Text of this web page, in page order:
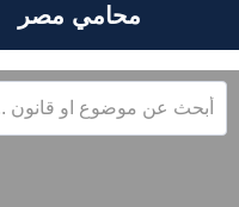
محامي مصر